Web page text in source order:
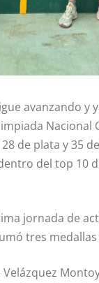
avanzando y
Nacional
de plata y 35
del top 10
jornada de
tres